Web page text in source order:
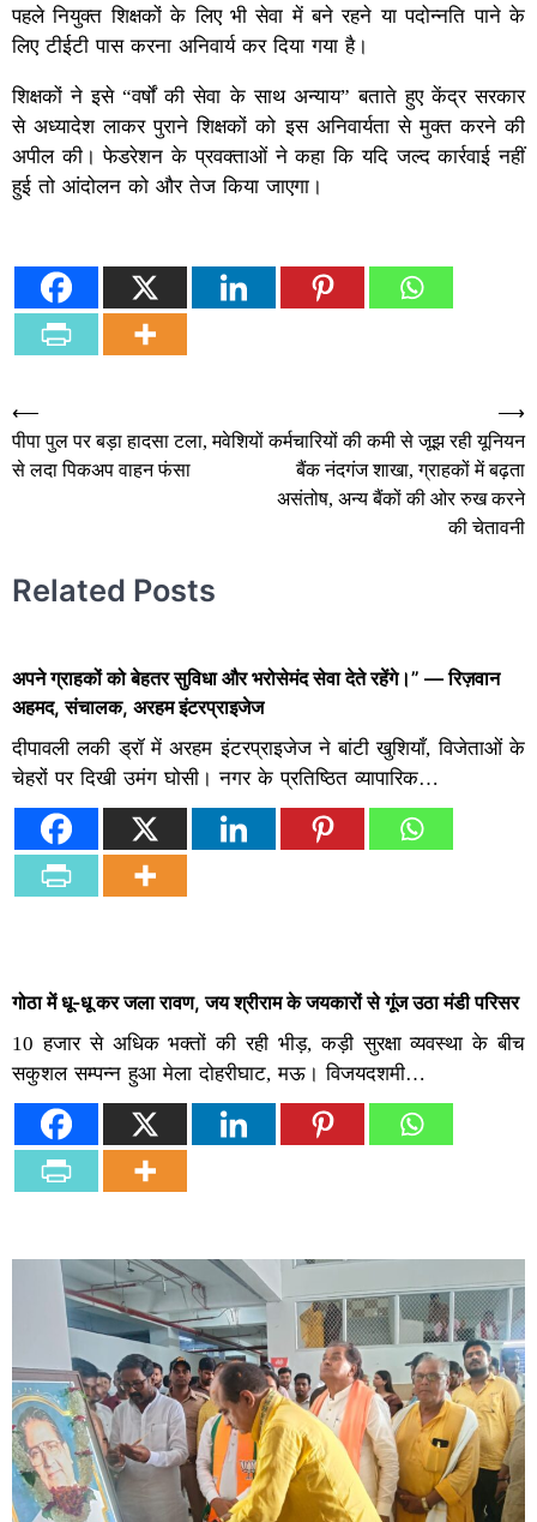
पहले नियुक्त शिक्षकों के लिए भी सेवा में बने रहने या पदोन्नति पाने के
लिए टीईटी पास करना अनिवार्य कर दिया गया है।
शिक्षकों ने इसे “वर्षों की सेवा के साथ अन्याय” बताते हुए केंद्र सरकार
से अध्यादेश लाकर पुराने शिक्षकों को इस अनिवार्यता से मुक्त करने की
अपील की। फेडरेशन के प्रवक्ताओं ने कहा कि यदि जल्द कार्रवाई नहीं
हुई तो आंदोलन को और तेज किया जाएगा।
Post
navigation
⟵
पीपा पुल पर बड़ा हादसा टला, मवेशियों
से लदा पिकअप वाहन फंसा
कर्मचारियों की कमी से जूझ रही यूनियन
बैंक नंदगंज शाखा, ग्राहकों में बढ़ता
असंतोष, अन्य बैंकों की ओर रुख करने
की चेतावनी
⟶
Related Posts
अपने ग्राहकों को बेहतर सुविधा और भरोसेमंद सेवा देते रहेंगे।” — रिज़वान
अहमद, संचालक, अरहम इंटरप्राइजेज
दीपावली लकी ड्रॉ में अरहम इंटरप्राइजेज ने बांटी खुशियाँ, विजेताओं के
चेहरों पर दिखी उमंग घोसी। नगर के प्रतिष्ठित व्यापारिक…
गोठा में धू-धू कर जला रावण, जय श्रीराम के जयकारों से गूंज उठा मंडी परिसर
10 हजार से अधिक भक्तों की रही भीड़, कड़ी सुरक्षा व्यवस्था के बीच
सकुशल सम्पन्न हुआ मेला दोहरीघाट, मऊ। विजयदशमी…